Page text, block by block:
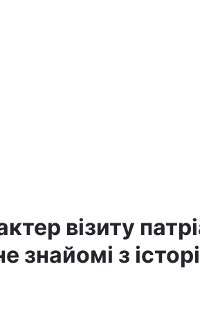
візиту
знайомі з